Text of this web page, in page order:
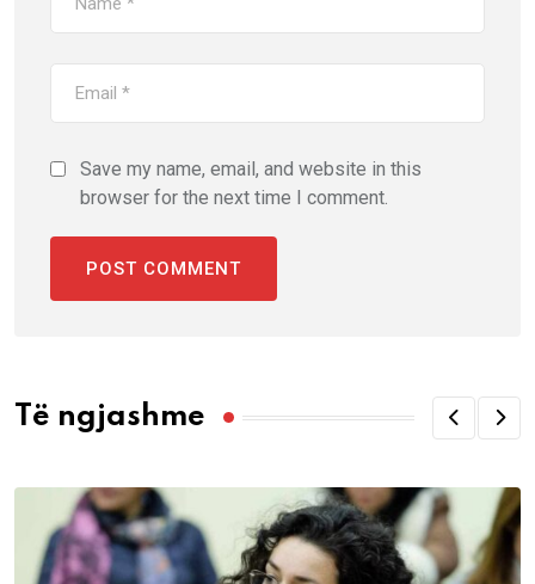
Save my name, email, and website in this
browser for the next time I comment.
Të ngjashme